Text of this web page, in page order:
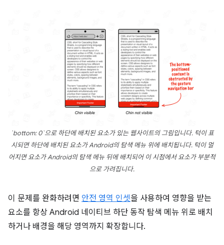
`bottom: 0`으로 하단에 배치된 요소가 있는 웹사이트의 그림입니다. 턱이 표
시되면 하단에 배치된 요소가 Android의 탐색 메뉴 위에 배치됩니다. 턱이 멀
어지면 요소가 Android의 탐색 메뉴 뒤에 배치되어 이 시점에서 요소가 부분적
으로 가려집니다.
이 문제를 완화하려면 안전 영역 인셋을 사용하여 영향을 받는
요소를 항상 Android 네이티브 하단 동작 탐색 메뉴 위로 배치
하거나 배경을 해당 영역까지 확장합니다.